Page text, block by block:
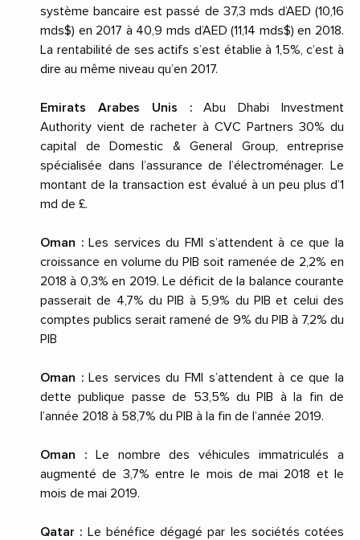
système bancaire est passé de 37,3 mds d’AED (10,16
mds$) en 2017 à 40,9 mds d’AED (11,14 mds$) en 2018.
La rentabilité de ses actifs s’est établie à 1,5%, c’est à
dire au même niveau qu’en 2017.
Emirats Arabes Unis :Abu Dhabi Investment
Authority vient de racheter à CVC Partners 30% du
capital de Domestic & General Group, entreprise
spécialisée dans l’assurance de l’électroménager. Le
montant de la transaction est évalué à un peu plus d’1
md de £.
Oman :Les services du FMI s’attendent à ce que la
croissance en volume du PIB soit ramenée de 2,2% en
2018 à 0,3% en 2019. Le déficit de la balance courante
passerait de 4,7% du PIB à 5,9% du PIB et celui des
comptes publics serait ramené de 9% du PIB à 7,2% du
PIB
Oman :Les services du FMI s’attendent à ce que la
dette publique passe de 53,5% du PIB à la fin de
l’année 2018 à 58,7% du PIB à la fin de l’année 2019.
Oman :Le nombre des véhicules immatriculés a
augmenté de 3,7% entre le mois demai 2018 et le
mois de mai 2019.
Qatar : Le bénéfice dégagé par les sociétés cotées